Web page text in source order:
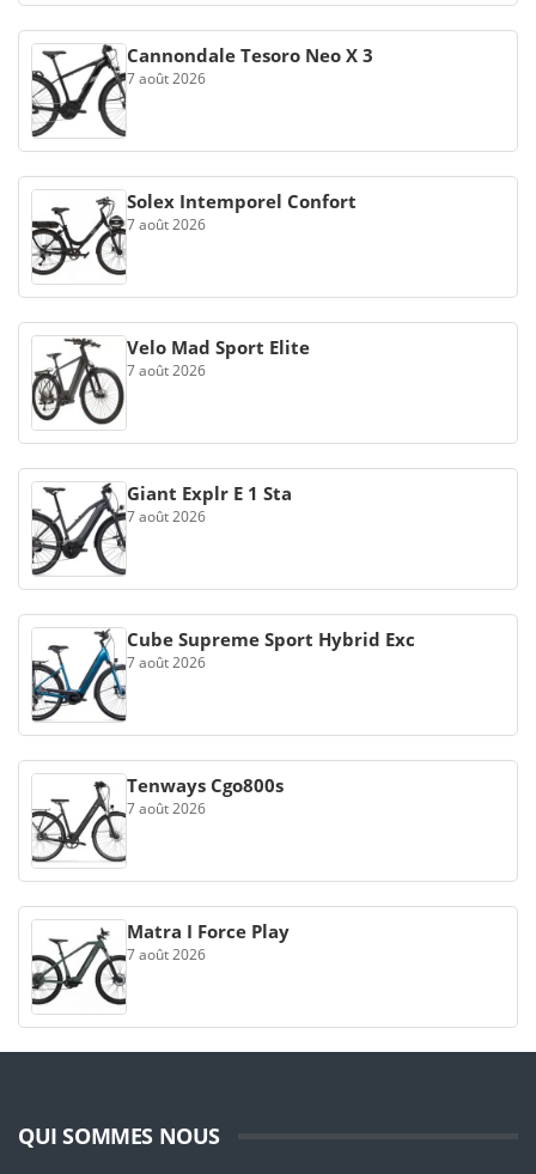
Cannondale Tesoro Neo X 3
7 août 2026
Solex Intemporel Confort
7 août 2026
Velo Mad Sport Elite
7 août 2026
Giant Explr E 1 Sta
7 août 2026
Cube Supreme Sport Hybrid Exc
7 août 2026
Tenways Cgo800s
7 août 2026
Matra I Force Play
7 août 2026
QUI SOMMES NOUS